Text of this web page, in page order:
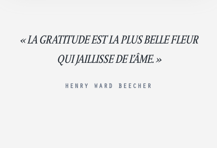
« LA GRATITUDE EST LA PLUS BELLE FLEUR
QUI JAILLISSE DE L’ÂME. »
HENRY WARD BEECHER